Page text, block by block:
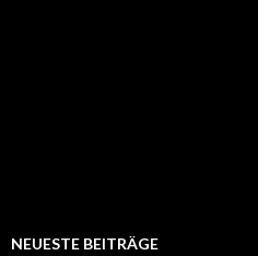
NEUESTE BEITRÄGE